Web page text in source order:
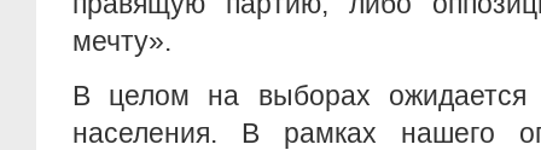
мечту».
В целом на выборах ожидается
населения. В рамках нашего